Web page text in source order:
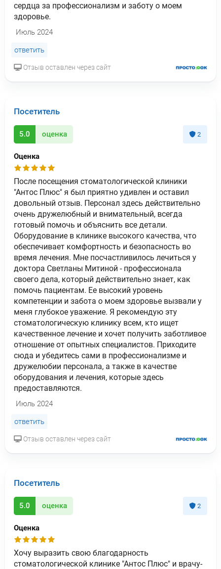
сердца за профессионализм и заботу о моем
здоровье.
Июль 2024
ответить
Отзыв оставлен через сайт
Посетитель
5.0 оценка 2
Оценка
После посещения стоматологической клиники
"Антос Плюс" я был приятно удивлен и оставил
довольный отзыв. Персонал здесь действительно
очень дружелюбный и внимательный, всегда
готовый помочь и объяснить все детали.
Оборудование в клинике высокого качества, что
обеспечивает комфортность и безопасность во
время лечения. Мне посчастливилось лечиться у
доктора Светланы Митиной - профессионала
своего дела, который действительно знает, как
помочь пациентам. Ее высокий уровень
компетенции и забота о моем здоровье вызвали у
меня глубокое уважение. Я рекомендую эту
стоматологическую клинику всем, кто ищет
качественное лечение и хочет получить заботливое
отношение от опытных специалистов. Приходите
сюда и убедитесь сами в профессионализме и
дружелюбии персонала, а также в качестве
оборудования и лечения, которые здесь
предоставляются.
Июль 2024
ответить
Отзыв оставлен через сайт
Посетитель
5.0 оценка 2
Оценка
Хочу выразить свою благодарность
стоматологической клинике "Антос Плюс" и врачу-